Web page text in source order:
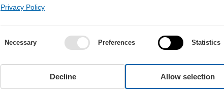
Privacy Policy
Necessary Preferences Statistics
Decline Allow selection